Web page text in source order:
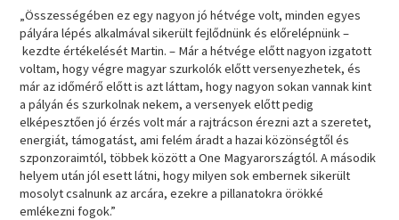
„Összességében ez egy nagyon jó hétvége volt, minden egyes
pályára lépés alkalmával sikerült fejlődnünk és előrelépnünk –
kezdte értékelését Martin. – Már a hétvége előtt nagyon izgatott
voltam, hogy végre magyar szurkolók előtt versenyezhetek, és
már az időmérő előtt is azt láttam, hogy nagyon sokan vannak kint
a pályán és szurkolnak nekem, a versenyek előtt pedig
elképesztően jó érzés volt már a rajtrácson érezni azt a szeretet,
energiát, támogatást, ami felém áradt a hazai közönségtől és
szponzoraimtól, többek között a One Magyarországtól. A második
helyem után jól esett látni, hogy milyen sok embernek sikerült
mosolyt csalnunk az arcára, ezekre a pillanatokra örökké
emlékezni fogok.”